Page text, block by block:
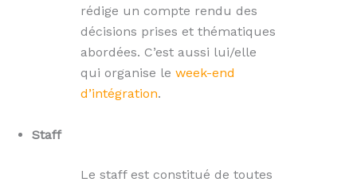
rédige un compte rendu des
décisions prises et thématiques
abordées. C’est aussi lui/elle
qui organise le week-end
d’intégration.
Staff
Le staff est constitué de toutes